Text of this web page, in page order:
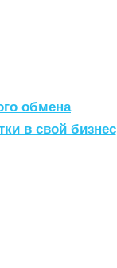
обмена
в свой бизнес